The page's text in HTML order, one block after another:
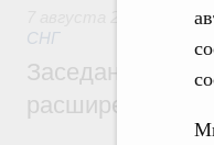
СНГ
Заседание
расширенном